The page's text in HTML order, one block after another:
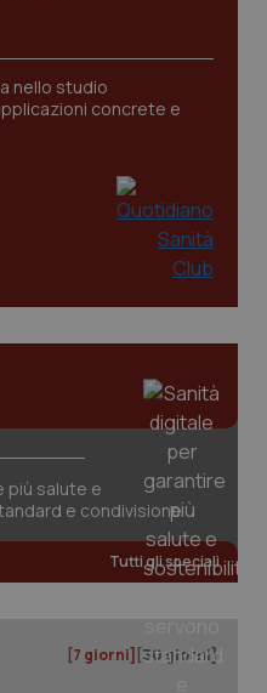
nello studio
concrete e
più salute e
e condivisione
Tutti gli speciali
[7 giorni] [30 giorni]